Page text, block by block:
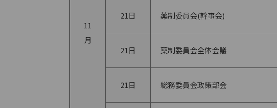
11
月
21日 薬制委員会(幹事会)
21日 薬制委員会全体会議
21日 総務委員会政策部会